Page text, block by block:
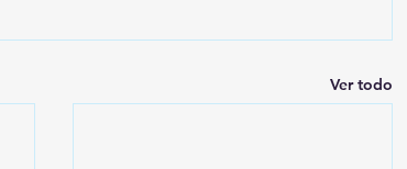
Ver todo